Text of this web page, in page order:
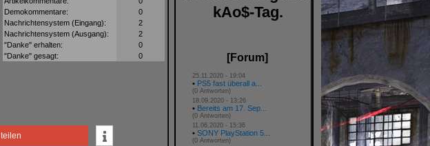
Demokommentare:
0
Nachrichtensystem (Eingang):
2
Nachrichtensystem (Ausgang):
2
"Danke" erhalten:
0
"Danke" gesagt:
0
teilen
kAo$-Tag.
[Forum]
25.11.2020 - 19:04
• PS5 fast überall a...
(0 Antworten)
18.09.2020 - 13:26
• Bereits am 17. Sep...
(0 Antworten)
11.06.2020 - 15:36
• SONY PlayStation 5...
(0 Antworten)